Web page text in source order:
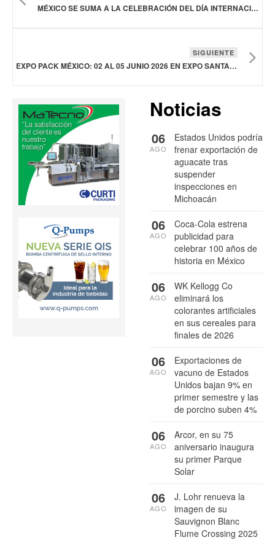
MÉXICO SE SUMA A LA CELEBRACIÓN DEL DÍA INTERNACIONAL DE LA SANIDAD VEGETAL
SIGUIENTE
EXPO PACK MÉXICO: 02 AL 05 JUNIO 2026 EN EXPO SANTA FE, CDMX
Noticias
Estados Unidos podría
frenar exportación de
aguacate tras
suspender
inspecciones en
Michoacán
06
AGO
Coca-Cola estrena
publicidad para
celebrar 100 años de
historia en México
06
AGO
WK Kellogg Co
eliminará los
colorantes artificiales
en sus cereales para
finales de 2026
06
AGO
Exportaciones de
vacuno de Estados
Unidos bajan 9% en
primer semestre y las
de porcino suben 4%
06
AGO
Arcor, en su 75
aniversario inaugura
su primer Parque
Solar
06
AGO
J. Lohr renueva la
imagen de su
Sauvignon Blanc
Flume Crossing 2025
06
AGO